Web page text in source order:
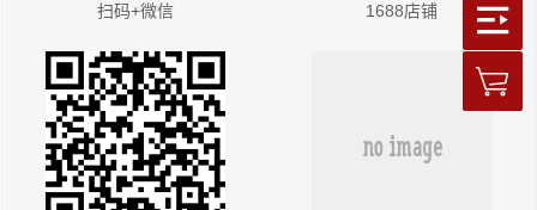
扫码+微信 1688店铺